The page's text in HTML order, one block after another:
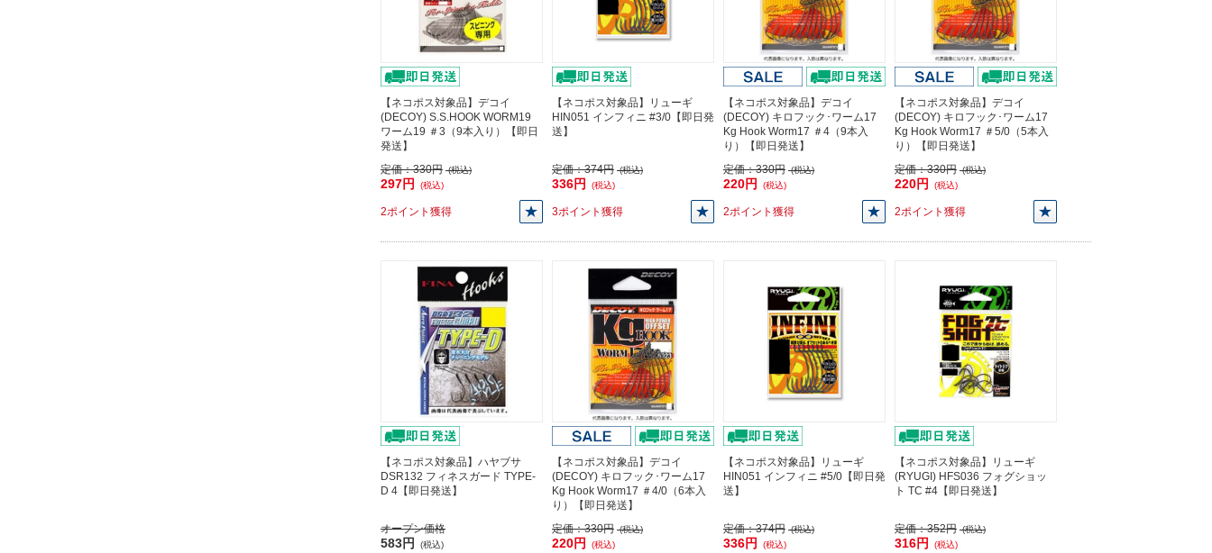
【ネコポス対象品】デコイ
(DECOY) S.S.HOOK WORM19
ワーム19 ＃3（9本入り）【即日
発送】
定価：330円 (税込)
297円 (税込)
2ポイント獲得
【ネコポス対象品】リューギ
HIN051 インフィニ #3/0【即日発
送】
定価：374円 (税込)
336円 (税込)
3ポイント獲得
【ネコポス対象品】デコイ
(DECOY) キロフック･ワーム17
Kg Hook Worm17 ＃4（9本入
り）【即日発送】
定価：330円 (税込)
220円 (税込)
2ポイント獲得
【ネコポス対象品】デコイ
(DECOY) キロフック･ワーム17
Kg Hook Worm17 ＃5/0（5本入
り）【即日発送】
定価：330円 (税込)
220円 (税込)
2ポイント獲得
【ネコポス対象品】ハヤブサ
DSR132 フィネスガード TYPE-
D 4【即日発送】
オープン価格
583円 (税込)
【ネコポス対象品】デコイ
(DECOY) キロフック･ワーム17
Kg Hook Worm17 ＃4/0（6本入
り）【即日発送】
定価：330円 (税込)
220円 (税込)
【ネコポス対象品】リューギ
HIN051 インフィニ #5/0【即日発
送】
定価：374円 (税込)
336円 (税込)
【ネコポス対象品】リューギ
(RYUGI) HFS036 フォグショッ
ト TC #4【即日発送】
定価：352円 (税込)
316円 (税込)